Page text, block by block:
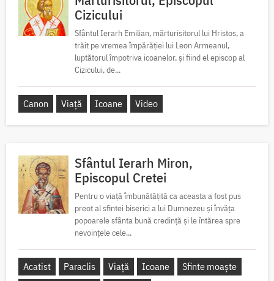
Cizicului
Sfântul Ierarh Emilian, mărturisitorul lui Hristos, a
trăit pe vremea împărăției lui Leon Armeanul,
luptătorul împotriva icoanelor, și fiind el episcop al
Cizicului, de...
Canon Viață Icoane Video
Sfântul Ierarh Miron,
Episcopul Cretei
Pentru o viață îmbunătățită ca aceasta a fost pus
preot al sfintei biserici a lui Dumnezeu și învăța
popoarele sfânta bună credință și le întărea spre
nevoințele cele...
Acatist Paraclis Viață Icoane
Sfinte moaște